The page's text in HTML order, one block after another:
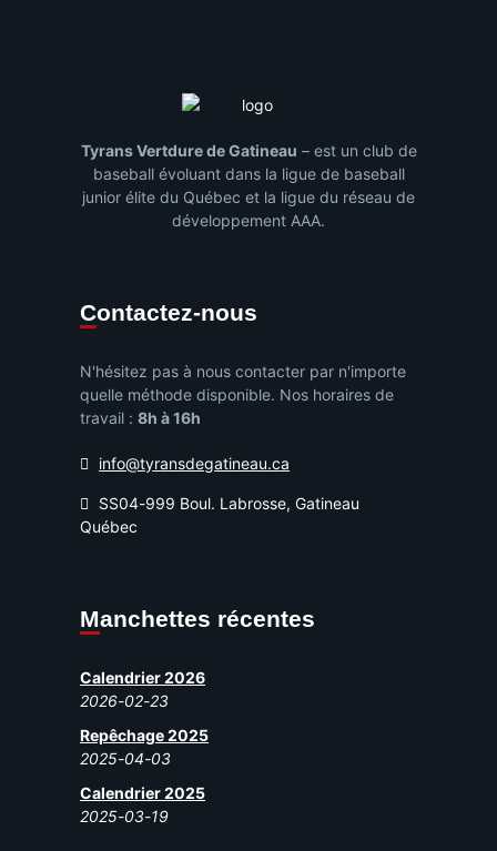
Tyrans Vertdure de Gatineau – est un club de
baseball évoluant dans la ligue de baseball
junior élite du Québec et la ligue du réseau de
développement AAA.
Contactez-nous
N'hésitez pas à nous contacter par n'importe
quelle méthode disponible. Nos horaires de
travail : 8h à 16h
info@tyransdegatineau.ca
SS04-999 Boul. Labrosse, Gatineau
Québec
Manchettes récentes
Calendrier 2026
2026-02-23
Repêchage 2025
2025-04-03
Calendrier 2025
2025-03-19